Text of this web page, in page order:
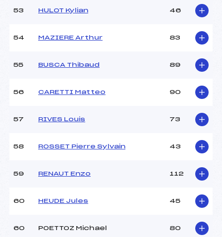
53 HULOT Kylian 46
54 MAZIERE Arthur 83
55 BUSCA Thibaud 89
56 CARETTI Matteo 90
57 RIVES Louis 73
58 ROSSET Pierre Sylvain 43
59 RENAUT Enzo 112
60 HEUDE Jules 45
60 POETTOZ Michael 80